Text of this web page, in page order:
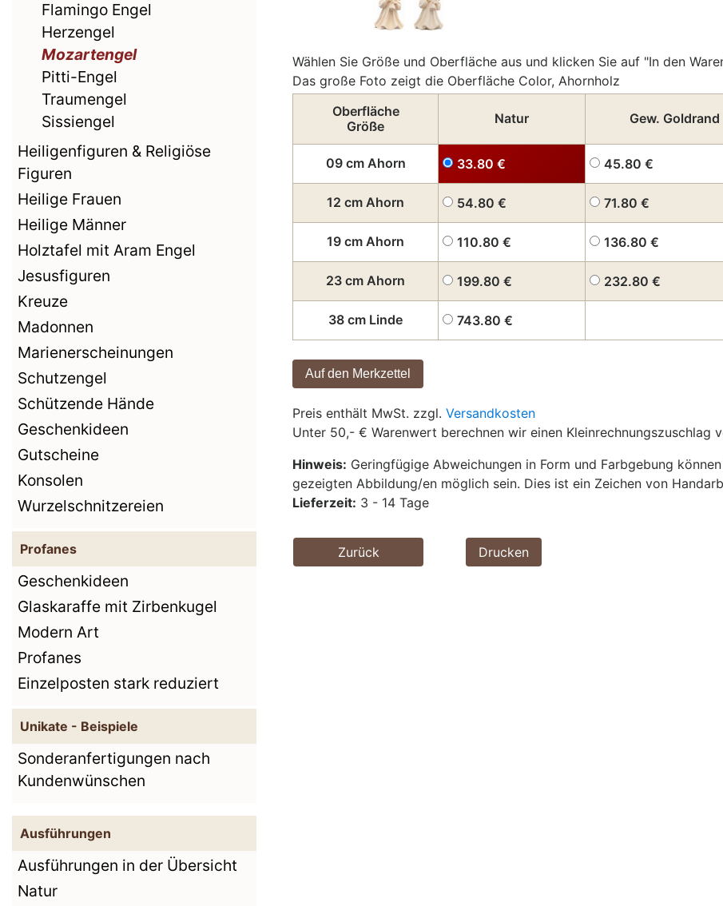
Flamingo Engel
Herzengel
Mozartengel
Pitti-Engel
Traumengel
Sissiengel
Heiligenfiguren & Religiöse
Figuren
Heilige Frauen
Heilige Männer
Holztafel mit Aram Engel
Jesusfiguren
Kreuze
Madonnen
Marienerscheinungen
Schutzengel
Schützende Hände
Geschenkideen
Gutscheine
Konsolen
Wurzelschnitzereien
Profanes
Geschenkideen
Glaskaraffe mit Zirbenkugel
Modern Art
Profanes
Einzelposten stark reduziert
Unikate - Beispiele
Sonderanfertigungen nach
Kundenwünschen
Ausführungen
Ausführungen in der Übersicht
Natur
Wählen Sie Größe und Oberfläche aus und klicken Sie auf "In den
Das große Foto zeigt die Oberfläche Color, Ahornholz
Oberfläche
Größe
Natur Gew. Goldrand
09 cm Ahorn 33.80 € 45.80 €
12 cm Ahorn 54.80 € 71.80 €
19 cm Ahorn 110.80 € 136.80 €
23 cm Ahorn 199.80 € 232.80 €
38 cm Linde 743.80 €
Preis enthält MwSt. zzgl. Versandkosten
Unter 50,- € Warenwert berechnen wir einen Kleinrechnungszuschlag
Hinweis: Geringfügige Abweichungen in Form und Farbgebung
gezeigten Abbildung/en möglich sein. Dies ist ein Zeichen von
Lieferzeit: 3 - 14 Tage
Zurück Drucken